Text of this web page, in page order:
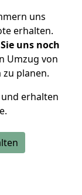
uns
erhalten.
uns noch
Umzug von
planen.
erhalten